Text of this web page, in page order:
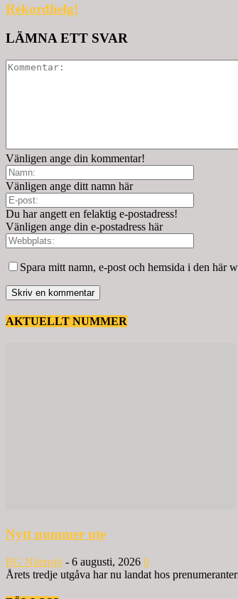
Rekordhelg!
LÄMNA ETT SVAR
Vänligen ange din kommentar!
Vänligen ange ditt namn här
Du har angett en felaktig e-postadress!
Vänligen ange din e-postadress här
Spara mitt namn, e-post och hemsida i den här
AKTUELLT NUMMER
Nytt nummer ute
BG Nilensjö - 6 augusti, 2026 0
Årets tredje utgåva har nu landat hos